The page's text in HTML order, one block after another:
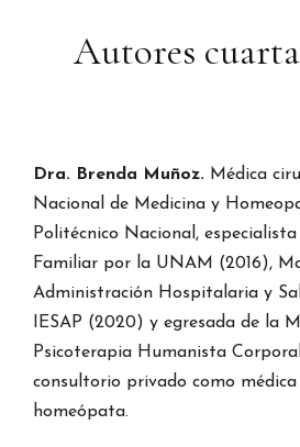
Autores
Dra. Brenda Muñoz. Médica
Nacional de Medicina y
Politécnico Nacional,
Familiar por la UNAM (2016),
Administración Hospitalaria y
IESAP (2020) y egresada de la
Psicoterapia Humanista
consultorio privado como
homeópata.